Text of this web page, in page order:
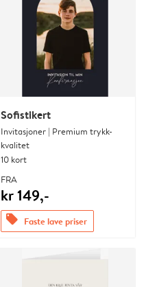
Sofistikert
Invitasjoner | Premium trykk-
kvalitet
10 kort
FRA
kr 149,-
offers Faste lave priser